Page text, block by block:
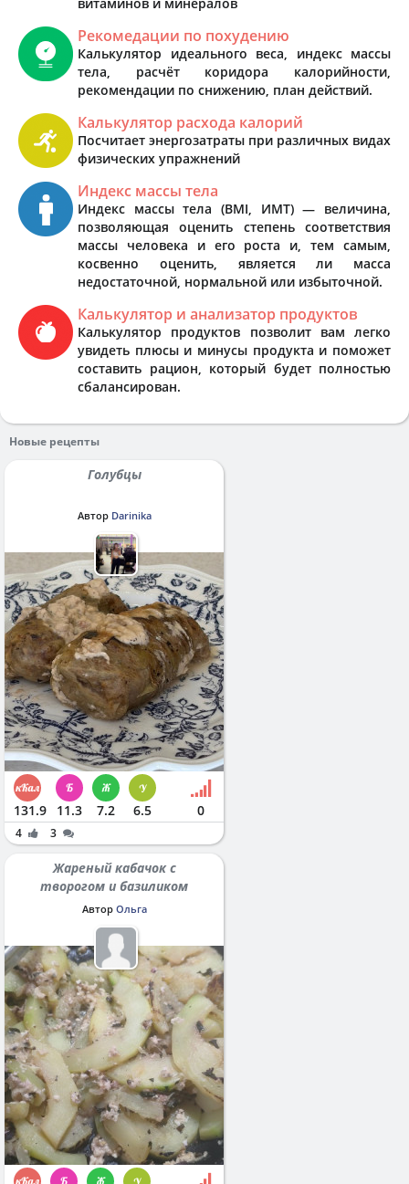
Рекомедации по похудению
Калькулятор идеального веса, индекс массы
тела, расчёт коридора калорийности,
рекомендации по снижению, план действий.
Калькулятор расхода калорий
Посчитает энергозатраты при различных видах
физических упражнений
Индекс массы тела
Индекс массы тела (BMI, ИМТ) — величина,
позволяющая оценить степень соответствия
массы человека и его роста и, тем самым,
косвенно оценить, является ли масса
недостаточной, нормальной или избыточной.
Калькулятор и анализатор продуктов
Калькулятор продуктов позволит вам легко
увидеть плюсы и минусы продукта и поможет
составить рацион, который будет полностью
сбалансирован.
Новые рецепты
Голубцы
Автор Darinika
131.9 11.3 7.2 6.5 0
4 3
Жареный кабачок с
творогом и базиликом
Автор Ольга